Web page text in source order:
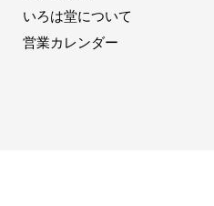
いろは堂について
営業カレンダー